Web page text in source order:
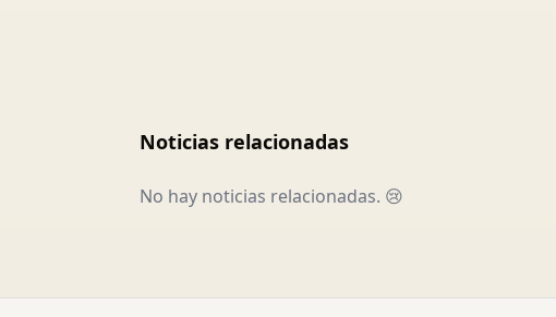
Noticias relacionadas
No hay noticias relacionadas. 😢